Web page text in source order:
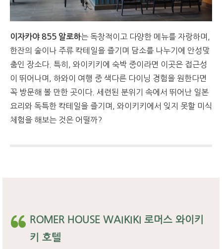
이자카야 855 알로하는 독창적이고 다양한 메뉴를 자랑하며,
한잔의 술이나 주류 칵테일을 즐기며 담소를 나누기에 안성맞
춤인 장소다. 특히, 와이키키에 숙박 중이라면 이곳은 접근성
이 뛰어나며, 하와이 여행 중 색다른 다이닝 경험을 원한다면
꼭 방문해 볼 만한 곳이다. 세련된 분위기 속에서 뛰어난 일본
요리와 독특한 칵테일을 즐기며, 와이키키에서 잊지 못할 미식
체험을 해보는 것은 어떨까?
ROMER HOUSE WAIKIKI 로머스 와이키
키 호텔